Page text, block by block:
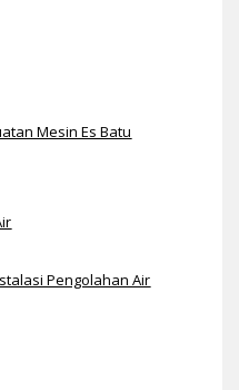
Mesin Es Batu
Pengolahan Air